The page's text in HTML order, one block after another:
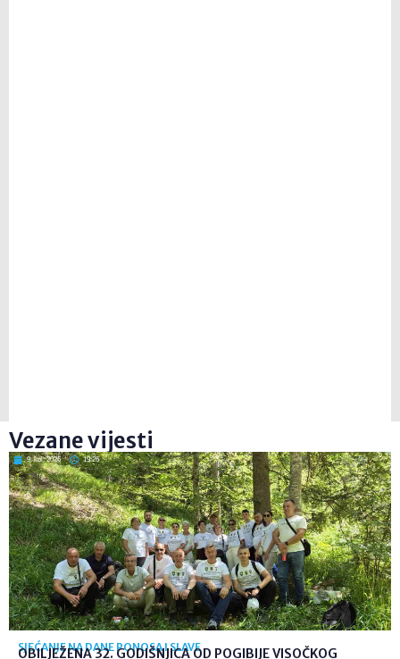
Vezane vijesti
9. kol. 2026 19:26
SJEĆANJE NA DANE PONOSA I SLAVE
OBILJEŽENA 32. GODIŠNJICA OD POGIBIJE VISOČKOG